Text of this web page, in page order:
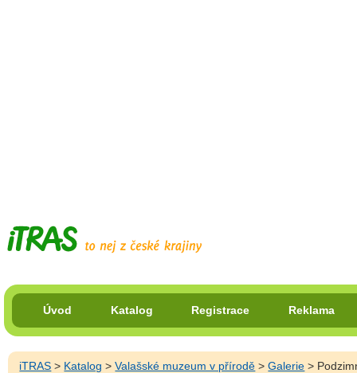
Úvod Katalog Registrace Reklama
iTRAS > Katalog >Valašské muzeum v přírodě >Galerie >